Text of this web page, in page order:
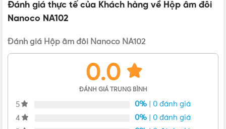
Hộp âm đôi
Tên tiếng anh: Wiring box – 2 gang
Kích thước: 109x103x44mm
Đặc điểm của Hộp âm đôi Nanoco NA102
Đánh giá thực tế của Khách hàng về Hộp âm đôi
Nanoco NA102
Đánh giá Hộp âm đôi Nanoco NA102
0.0
ĐÁNH GIÁ TRUNG BÌNH
5 0% | 0 đánh giá
4
0% | 0 đánh giá